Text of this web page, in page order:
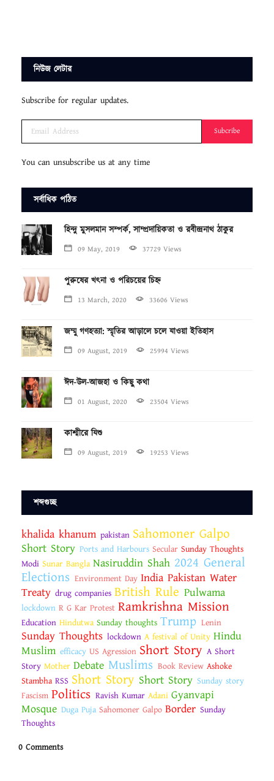
নিউজ লেটার
Subscribe for regular updates.
Subcribe
You can unsubscribe us at any time
সর্বাধিক পঠিত
হিন্দু মুসলমান সম্পর্ক, সাম্প্রদায়িকতা ও রবীন্দ্রনাথ ঠাকুর
09 May, 2019 37729 Views
পুরুষের খৎনা ও পরিচয়ের চিহ্ন
13 March, 2020 33606 Views
জম্মু গণহত্যা: স্মৃতির আড়ালে চলে যাওয়া ইতিহাস
09 August, 2019 25994 Views
ঈদ-উল-আজহা ও কিছু কথা
01 August, 2020 23504 Views
কাশ্মীরে যিশু
09 August, 2019 19253 Views
শব্দগুচ্ছ
khalida khanum pakistan Sahomoner Galpo
Short Story Ports and Harbours Secular Sunday Thoughts
Modi Sunar Bangla Nasiruddin Shah 2024 General
Elections Environment Day India Pakistan Water
Treaty drug companies British Rule Pulwama
lockdown R G Kar Protest Ramkrishna Mission
Education Hindutwa Sunday thoughts Trump Lenin
Sunday Thoughts lockdown A festival of Unity Hindu
Muslim efficacy US Agression Short Story A Short
Story Mother Debate Muslims Book Review Ashoke
Stambha RSS Short Story Short Story Sunday story
Fascism Politics Ravish Kumar Adani Gyanvapi
Mosque Duga Puja Sahomoner Galpo Border Sunday
Thoughts
0 Comments